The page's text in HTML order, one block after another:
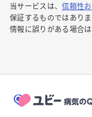
当サービスは、信頼性
保証するものではありま
情報に誤りがある場合は